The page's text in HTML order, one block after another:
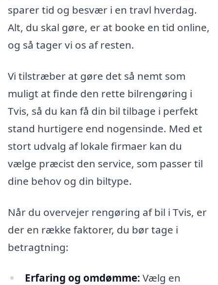
sparer tid og besvær i en travl hverdag.
Alt, du skal gøre, er at booke en tid online,
og så tager vi os af resten.
Vi tilstræber at gøre det så nemt som
muligt at finde den rette bilrengøring i
Tvis, så du kan få din bil tilbage i perfekt
stand hurtigere end nogensinde. Med et
stort udvalg af lokale firmaer kan du
vælge præcist den service, som passer til
dine behov og din biltype.
Når du overvejer rengøring af bil i Tvis, er
der en række faktorer, du bør tage i
betragtning:
Erfaring og omdømme: Vælg en